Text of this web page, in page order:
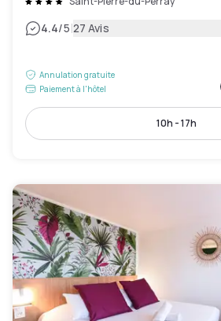
4.4/5|27 Avis
Annulation gratuite
Paiement à l'hôtel
10h - 17h